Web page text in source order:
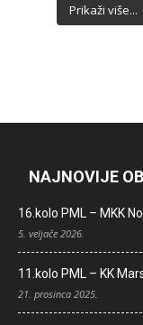
Prikaži više...
NAJNOVIJE
16.kolo PML – MKK
5. veljače 2026.
11.kolo PML – KK
21. prosinca 2025.